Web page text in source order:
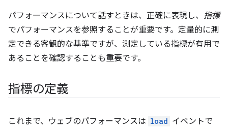
パフォーマンスについて話すときは、正確に表現し、 指標
でパフォーマンスを参照することが重要です。定量的に測
定できる客観的な基準ですが、測定している指標が有用で
あることを確認することも重要です。
指標の定義
これまで、ウェブのパフォーマンスは load イベントで